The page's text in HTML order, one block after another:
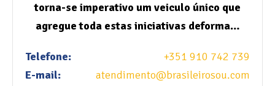
torna-se imperativo um veiculo único que
agregue toda estas iniciativas deforma…
Telefone:
+351 910 742 739
E-mail:
atendimento@brasileirosou.com